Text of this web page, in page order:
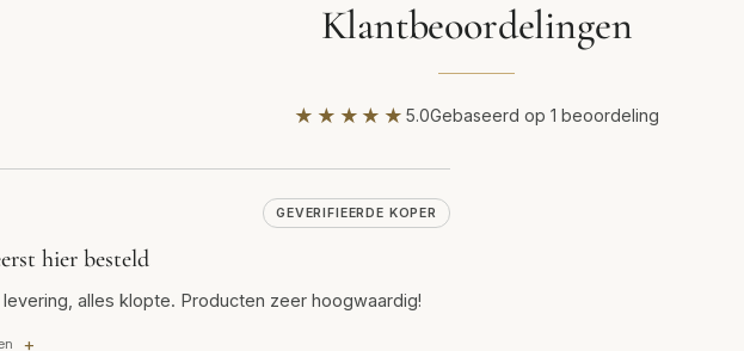
Klantbeoordelingen
★★★★★5.0Gebaseerd op 1 beoordeling
GEVERIFIEERDE KOPER
hier besteld
alles klopte. Producten zeer hoogwaardig!